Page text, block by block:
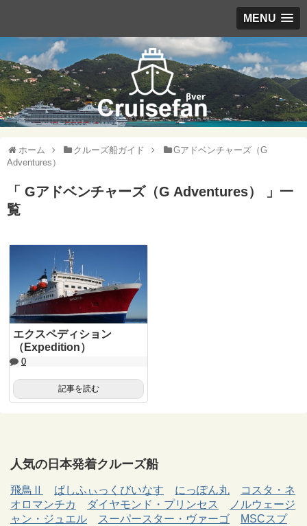
MENU
ホーム クルーズ船ガイド
Gアドベンチャーズ（G
Adventures）
「 Gアドベンチャーズ（G Adventures） 」一
覧
エクスペディション
（Expedition）
0
記事を読む
人気の日本発着クルーズ船
飛鳥Ⅱ ぱしふぃっくびいなす にっぽん丸
コスタ・ネ
オロマンチカ
ダイヤモンド・プリンセス
ノルウェージ
ャン・ジュエル
スーパースター・ヴァーゴ
MSCスプ